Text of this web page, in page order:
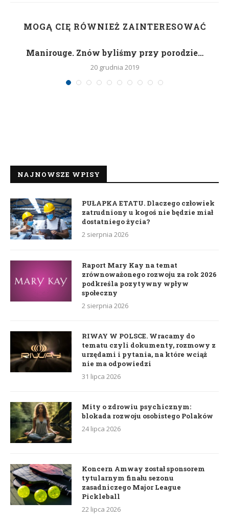
MOGĄ CIĘ RÓWNIEŻ ZAINTERESOWAĆ
Manirouge. Znów byliśmy przy porodzie…
20 grudnia 2019
NAJNOWSZE WPISY
PUŁAPKA ETATU. Dlaczego człowiek
zatrudniony u kogoś nie będzie miał
dostatniego życia?
2 sierpnia 2026
Raport Mary Kay na temat
zrównoważonego rozwoju za rok 2026
podkreśla pozytywny wpływ
społeczny
2 sierpnia 2026
RIWAY W POLSCE. Wracamy do
tematu czyli dokumenty, rozmowy z
urzędami i pytania, na które wciąż
nie ma odpowiedzi
31 lipca 2026
Mity o zdrowiu psychicznym:
blokada rozwoju osobistego Polaków
24 lipca 2026
Koncern Amway został sponsorem
tytularnym finału sezonu
zasadniczego Major League
Pickleball
22 lipca 2026